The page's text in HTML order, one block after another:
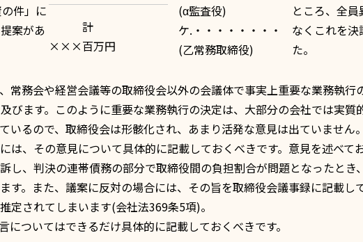
件」に
案があ
計
×××百万円
(α監査役)
ケ.・・・・・・・・
(乙常務取締役)
ところ、全員
なくこれを決
た。
常務会や経営会議等の取締役会以外の会議体で事実上重要な業務執行
びます。このように重要な業務執行の決定は、大部分の会社では実質
いるので、取締役会は形骸化され、あまり活発な意見は出ていません。
は、その意見について具体的に記載しておくべきです。意見を述べて
し、判決の連帯債務の部分で取締役間の負担割合が問題となったとき
す。また、議案に反対の場合には、その旨を取締役会議事録に記載し
定されてしまいます(会社法369条5項)。
についてはできるだけ具体的に記載しておくべきです。